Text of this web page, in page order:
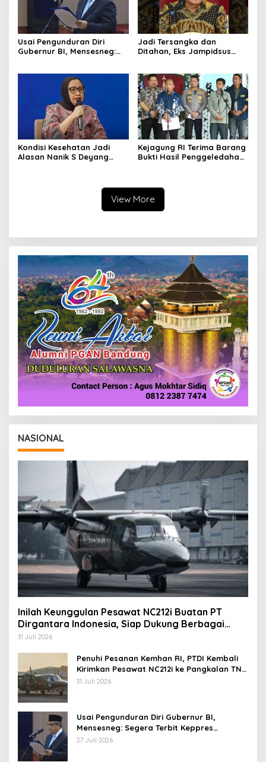
Usai Pengunduran Diri
Gubernur BI, Mensesneg:
Jadi Tersangka dan
Ditahan, Eks Jampidsus
Kondisi Kesehatan Jadi
Alasan Nanik S Deyang
Kejagung RI Terima Barang
Bukti Hasil Penggeledahan
View More
NASIONAL
Inilah Keunggulan Pesawat NC212i Buatan PT
Dirgantara Indonesia, Siap Dukung Berbagai
Operasi TNI
31 Juli 2026
Penuhi Pesanan Kemhan RI, PTDI Kembali
Kirimkan Pesawat NC212i ke Pangkalan TNI
AU
31 Juli 2026
Usai Pengunduran Diri Gubernur BI,
Mensesneg: Segera Terbit Keppres
Pemberhentian dengan Hormat
27 Juli 2026